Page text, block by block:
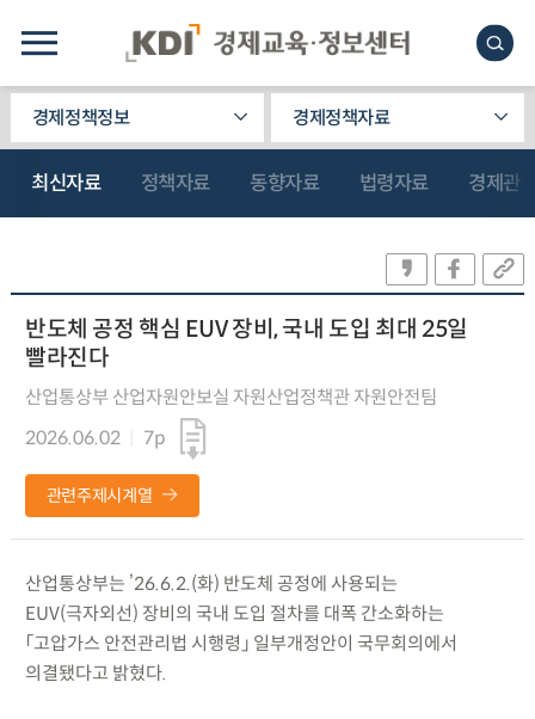
경제정책정보 경제정책자료
최신자료 정책자료 동향자료 법령자료 경제관
반도체 공정 핵심 EUV 장비, 국내 도입 최대 25일
빨라진다
산업통상부 산업자원안보실 자원산업정책관 자원안전팀
2026.06.02
7p
관련주제시계열
산업통상부는 ’26.6.2.(화) 반도체 공정에 사용되는
EUV(극자외선) 장비의 국내 도입 절차를 대폭 간소화하는
「고압가스 안전관리법 시행령」 일부개정안이 국무회의에서
의결됐다고 밝혔다.